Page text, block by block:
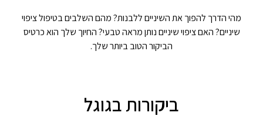
מהי הדרך להפוך את השיניים ללבנות? מהם השלבים בטיפול ציפוי
שיניים? האם ציפוי שיניים נותן מראה טבעי? החיוך שלך הוא כרטיס
הביקור הטוב ביותר שלך.
ביקורות בגוגל